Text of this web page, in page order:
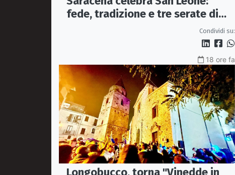
fede, tradizione e tre serate di
Condividi su:
18 ore fa
Longobucco, torna "Vinedde in